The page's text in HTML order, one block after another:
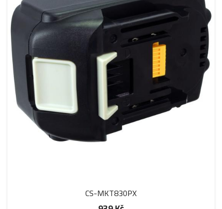
CS-MKT830PX